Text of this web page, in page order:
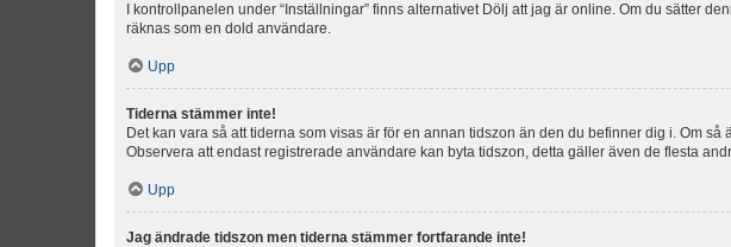
I kontrollpanelen under “Inställningar” finns alternativet Dölj att jag är online. Om du sätter
räknas som en dold användare.
Upp
Tiderna stämmer inte!
Det kan vara så att tiderna som visas är för en annan tidszon än den du befinner dig i. Om
Observera att endast registrerade användare kan byta tidszon, detta gäller även de flesta
Upp
Jag ändrade tidszon men tiderna stämmer fortfarande inte!